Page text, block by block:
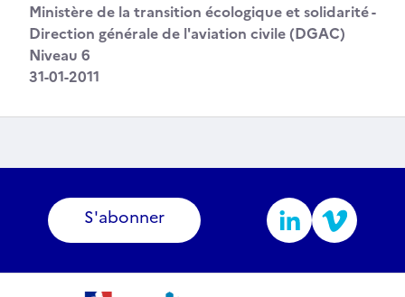
Ministère de la transition écologique et solidarité -
Direction générale de l'aviation civile (DGAC)
Niveau 6
31-01-2011
S'abonner